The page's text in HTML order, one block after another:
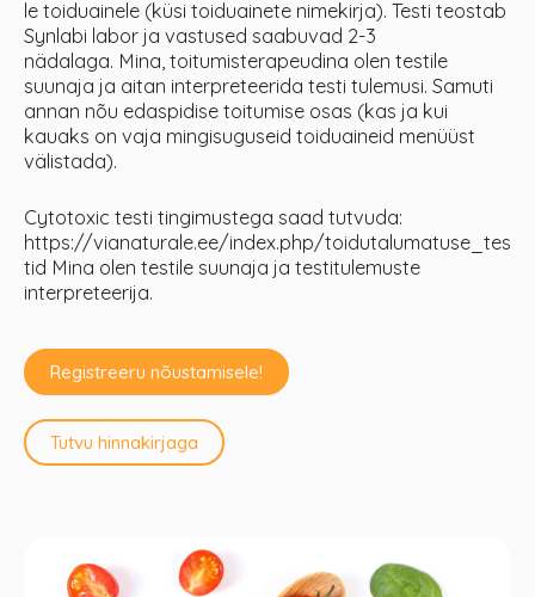
le toiduainele (küsi toiduainete nimekirja). Testi teostab
Synlabi labor ja vastused saabuvad 2-3
nädalaga. Mina, toitumisterapeudina olen testile
suunaja ja aitan interpreteerida testi tulemusi. Samuti
annan nõu edaspidise toitumise osas (kas ja kui
kauaks on vaja mingisuguseid toiduaineid menüüst
välistada).
Cytotoxic testi tingimustega saad tutvuda:
https://vianaturale.ee/index.php/toidutalumatuse_tes
tid Mina olen testile suunaja ja testitulemuste
interpreteerija.
Registreeru nõustamisele!
Tutvu hinnakirjaga